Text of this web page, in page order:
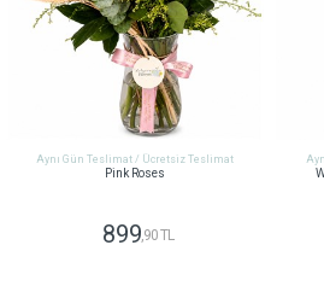
Aynı Gün Teslimat / Ücretsiz Teslimat
Pink Roses
899,90 TL